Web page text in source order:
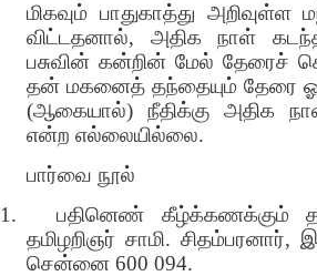
மிகவும் பாதுகாத்து அறிவுள்ள
விட்டதனால், அதிக நாள் கடந்த
பசுவின் கன்றின் மேல் தேரைச்
தன் மகனைத் தந்தையும் தேரை
(ஆகையால்) நீதிக்கு அதிக
என்ற எல்லையில்லை.
பார்வை நூல்
1.
பதினெண் கீழ்க்கணக்கும்
தமிழறிஞர் சாமி. சிதம்பரனார்,
சென்னை 600 094.